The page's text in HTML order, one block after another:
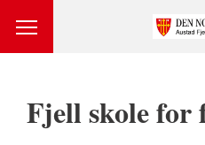
Fjell skole for